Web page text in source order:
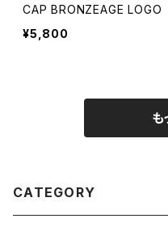
CAP BRONZEAGE LOGO
¥5,800
も
CATEGORY